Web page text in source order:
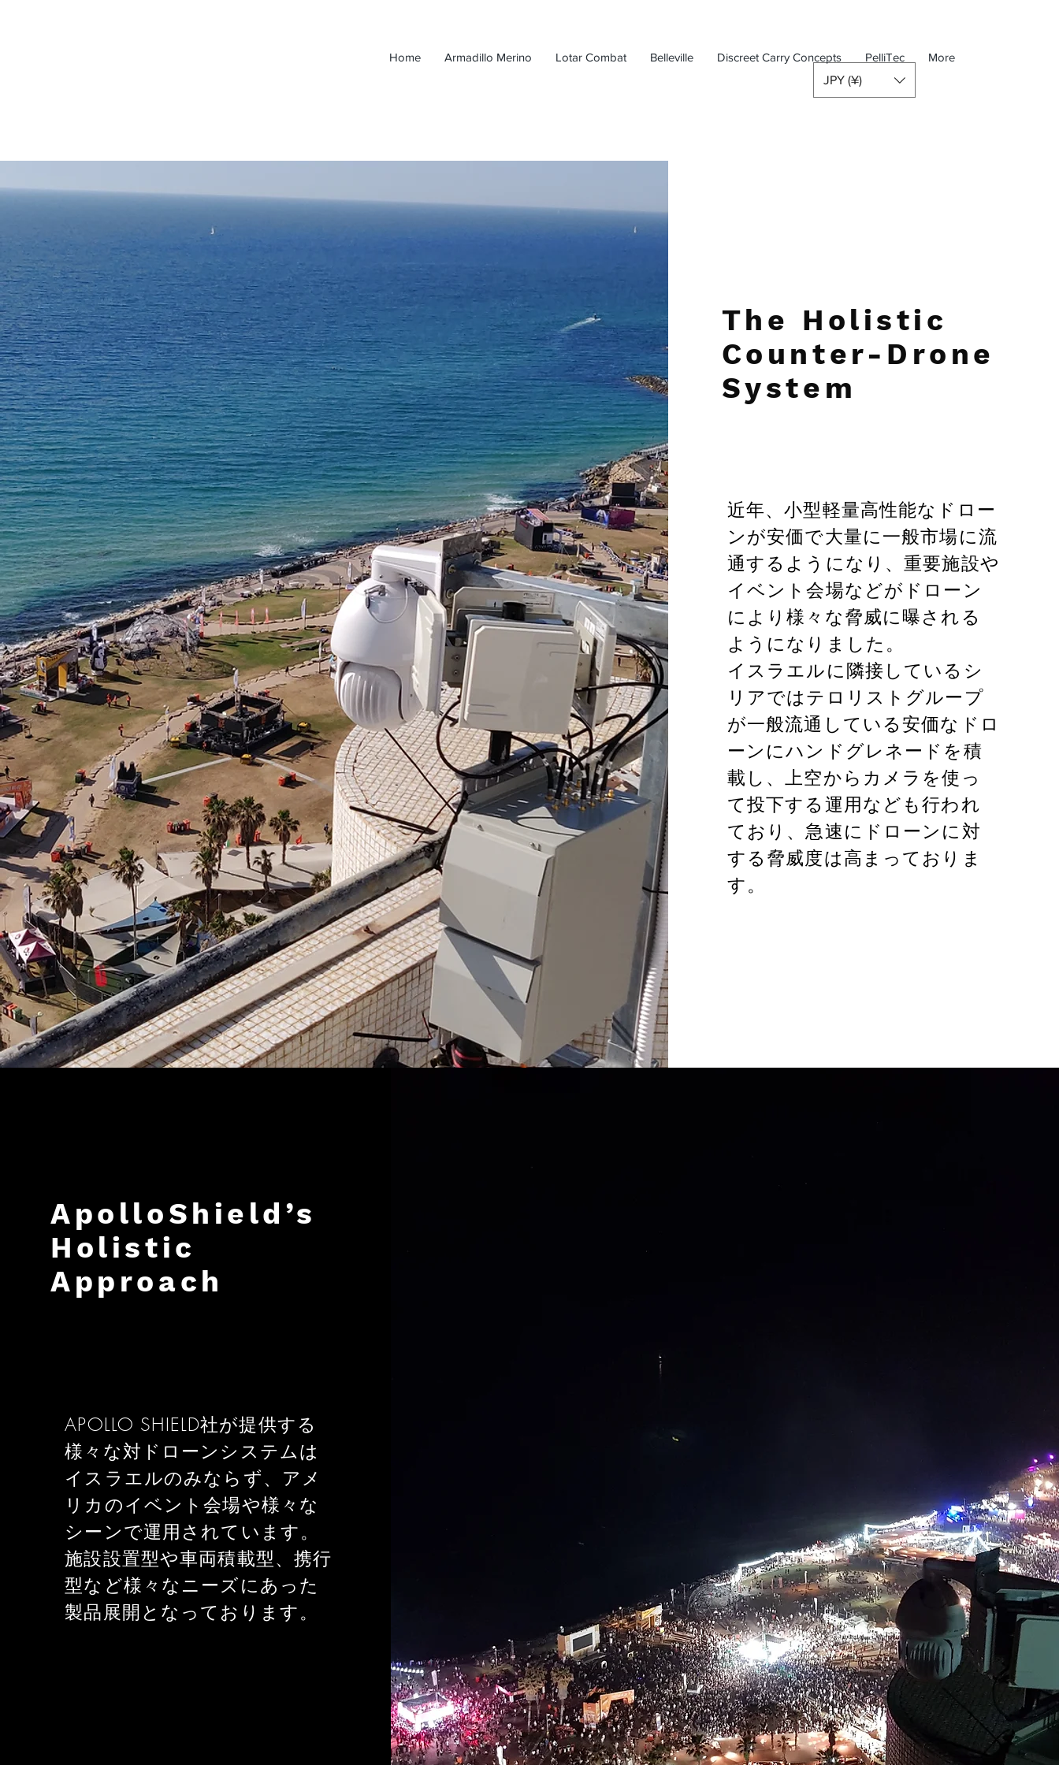
Home Armadillo Merino Lotar Combat Belleville Discreet Carry Concepts PelliTec
More
JPY (¥)
The Holistic
Counter-Drone
System
近年、小型軽量高性能なドロー
ンが安価で大量に一般市場に流
通するようになり、重要施設や
イベント会場などがドローン
により様々な脅威に曝される
ようになりました。
イスラエルに隣接しているシ
リアではテロリストグループ
が一般流通している安価なドロ
ーンにハンドグレネードを積
載し、上空からカメラを使っ
て投下する運用なども行われ
ており、急速にドローンに対
する脅威度は高まっておりま
す。
ApolloShield’s
Holistic
Approach
APOLLO SHIELD社が提供する
様々な対ドローンシステムは
イスラエルのみならず、アメ
リカのイベント会場や様々な
シーンで運用されています。
施設設置型や車両積載型、携行
型など様々なニーズにあった
製品展開となっております。